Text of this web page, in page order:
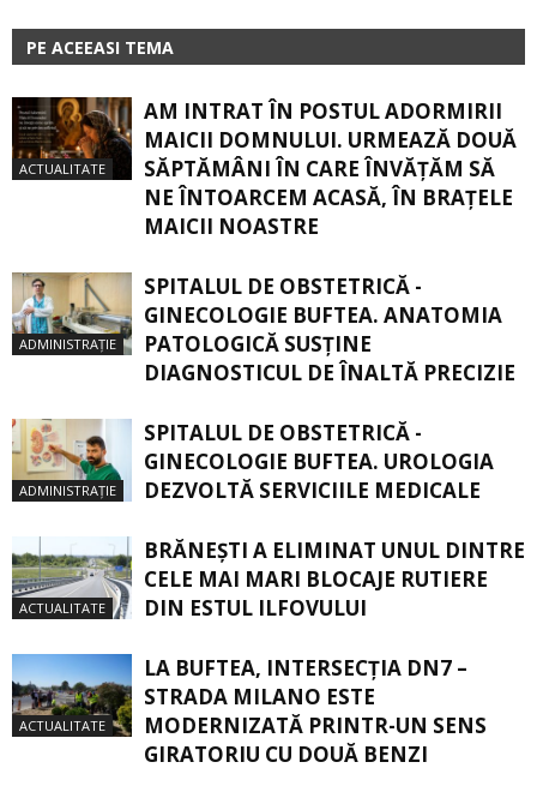
PE ACEEASI TEMA
ACTUALITATE
AM INTRAT ÎN POSTUL ADORMIRII
MAICII DOMNULUI. URMEAZĂ DOUĂ
SĂPTĂMÂNI ÎN CARE ÎNVĂŢĂM SĂ
NE ÎNTOARCEM ACASĂ, ÎN BRAŢELE
MAICII NOASTRE
ADMINISTRAȚIE
SPITALUL DE OBSTETRICĂ -
GINECOLOGIE BUFTEA. ANATOMIA
PATOLOGICĂ SUSŢINE
DIAGNOSTICUL DE ÎNALTĂ PRECIZIE
ADMINISTRAȚIE
SPITALUL DE OBSTETRICĂ -
GINECOLOGIE BUFTEA. UROLOGIA
DEZVOLTĂ SERVICIILE MEDICALE
ACTUALITATE
BRĂNEȘTI A ELIMINAT UNUL DINTRE
CELE MAI MARI BLOCAJE RUTIERE
DIN ESTUL ILFOVULUI
ACTUALITATE
LA BUFTEA, INTERSECŢIA DN7 –
STRADA MILANO ESTE
MODERNIZATĂ PRINTR-UN SENS
GIRATORIU CU DOUĂ BENZI